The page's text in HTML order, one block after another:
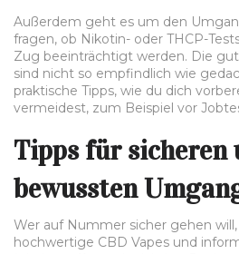
Außerdem geht es um den
fragen, ob Nikotin- oder THCP-
Zug beeinträchtigt werden. Die
sind nicht so empfindlich wie
praktische Tipps, wie du dich
vermeidest, zum Beispiel vor
Tipps für sicheren
bewussten
Wer auf Nummer sicher gehen
hochwertige CBD Vapes und